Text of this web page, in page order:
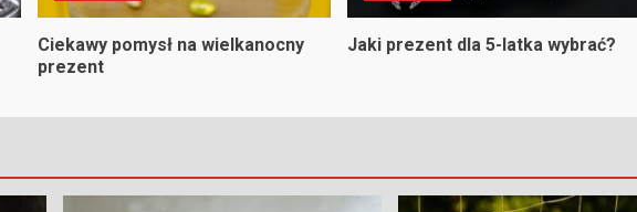
Ciekawy pomysł na wielkanocny
prezent
Jaki prezent dla 5-latka wybrać?